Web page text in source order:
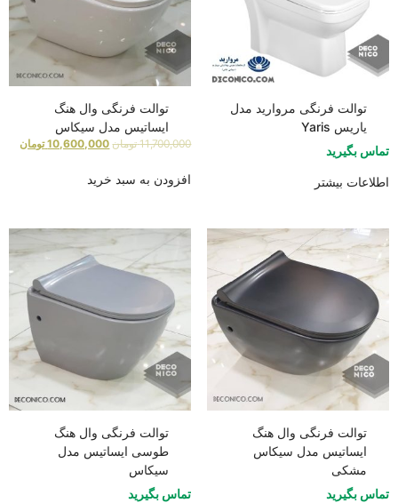
توالت فرنگی مروارید مدل
یاریس Yaris
تماس بگیرید
اطلاعات بیشتر
توالت فرنگی وال هنگ
ایساتیس مدل سیکاس
11,700,000 تومان 10,600,000 تومان
افزودن به سبد خرید
توالت فرنگی وال هنگ
ایساتیس مدل سیکاس
مشکی
تماس بگیرید
توالت فرنگی وال هنگ
طوسی ایساتیس مدل
سیکاس
تماس بگیرید